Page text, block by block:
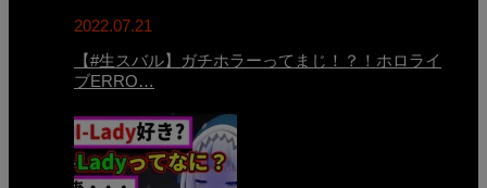
2022.07.21
【#生スバル】ガチホラーってまじ！？！ホロライ
ブERRO…